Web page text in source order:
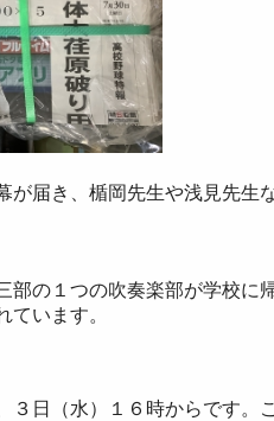
が届き、楯岡先生や浅見先生
部の１つの吹奏楽部が学校に
ています。
３日（水）１６時からです。